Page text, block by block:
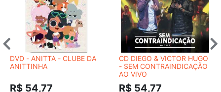
DVD - ANITTA - CLUBE DA
ANITTINHA
R$ 54,77
CD DIEGO & VICTOR HUGO
- SEM CONTRAINDICAÇÃO
AO VIVO
R$ 54,77